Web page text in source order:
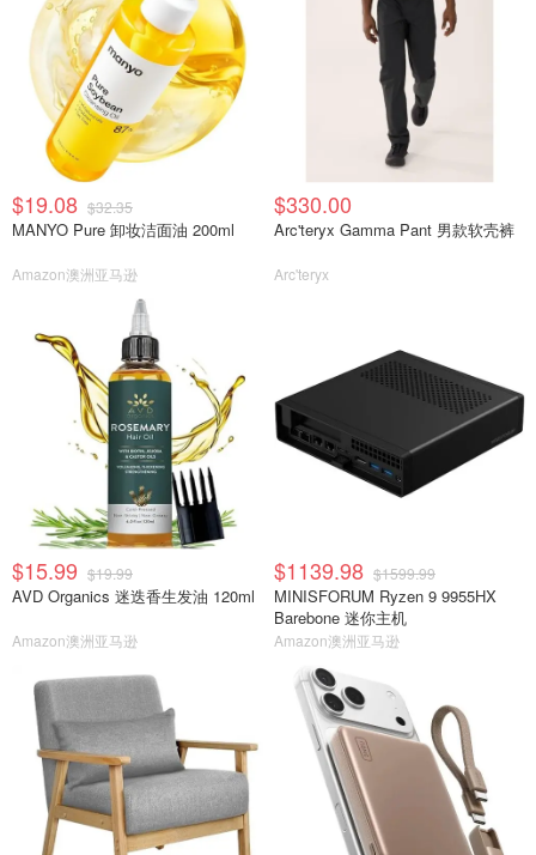
$19.08 $32.35
MANYO Pure 卸妆洁面油 200ml
Amazon澳洲亚马逊
$330.00
Arc'teryx Gamma Pant 男款软壳裤
Arc'teryx
$15.99 $19.99
AVD Organics 迷迭香生发油 120ml
Amazon澳洲亚马逊
$1139.98 $1599.99
MINISFORUM Ryzen 9 9955HX
Barebone 迷你主机
Amazon澳洲亚马逊